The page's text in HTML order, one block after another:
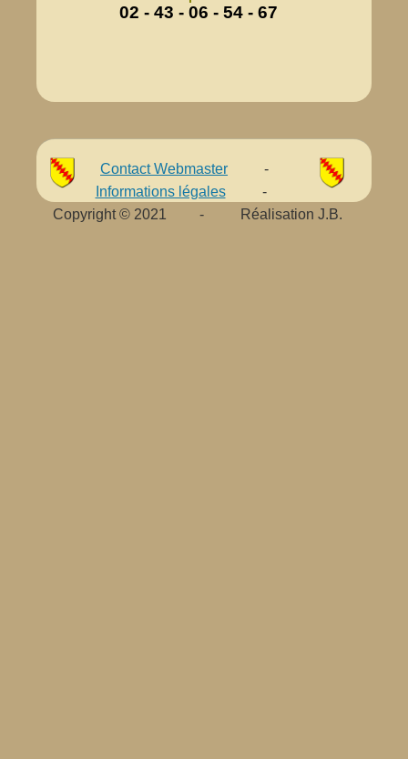
02 - 43 - 06 - 54 - 67
Contact Webmaster -
Informations légales-
Copyright © 2021 - Réalisation J.B.